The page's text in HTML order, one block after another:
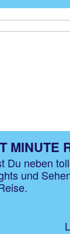
MINUTE
Du neben
und